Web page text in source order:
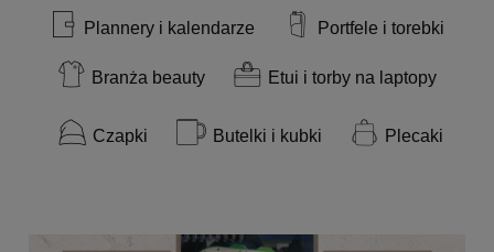
Plannery i kalendarze Portfele i torebki
Branża beauty Etui i torby na laptopy
Czapki Butelki i kubki Plecaki